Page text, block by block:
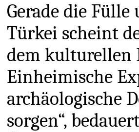
Gerade die
Türkei scheint
dem kulturellen
Einheimische
archäologische
sorgen“,